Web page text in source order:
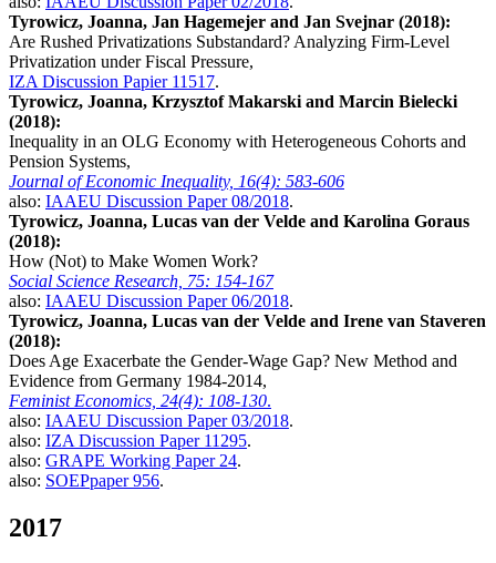
Tyrowicz, Joanna, Jan Hagemejer and Jan Svejnar (2018):
Are Rushed Privatizations Substandard? Analyzing Firm-Level
Privatization under Fiscal Pressure,
IZA Discussion Papier 11517.
Tyrowicz, Joanna, Krzysztof Makarski and Marcin Bielecki
(2018):
Inequality in an OLG Economy with Heterogeneous Cohorts and
Pension Systems,
Journal of Economic Inequality, 16(4): 583-606
also: IAAEU Discussion Paper 08/2018.
Tyrowicz, Joanna, Lucas van der Velde and Karolina Goraus
(2018):
How (Not) to Make Women Work?
Social Science Research, 75: 154-167
also: IAAEU Discussion Paper 06/2018.
Tyrowicz, Joanna, Lucas van der Velde and Irene van Staveren
(2018):
Does Age Exacerbate the Gender-Wage Gap? New Method and
Evidence from Germany 1984-2014,
Feminist Economics, 24(4): 108-130.
also: IAAEU Discussion Paper 03/2018.
also: IZA Discussion Paper 11295.
also: GRAPE Working Paper 24.
also: SOEPpaper 956.
2017